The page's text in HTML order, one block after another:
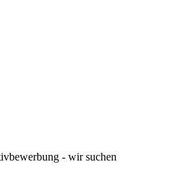
- wir suchen